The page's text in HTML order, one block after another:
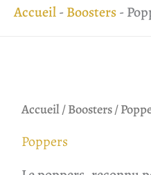
Accueil- Boosters-
Accueil/Boosters/
Poppers